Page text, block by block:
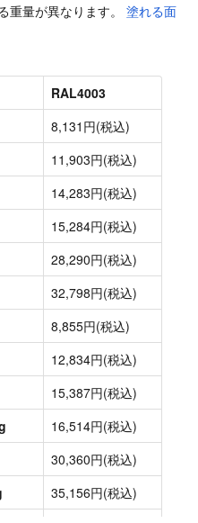
重量が異なります。 塗れる面